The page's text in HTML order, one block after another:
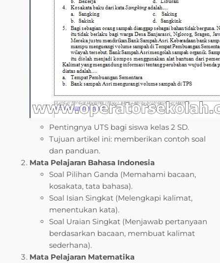
Pentingnya UTS bagi siswa kelas 2 SD.
Tujuan artikel ini: memberikan contoh soal
dan panduan.
Mata Pelajaran Bahasa Indonesia
Soal Pilihan Ganda (Memahami bacaan,
kosakata, tata bahasa).
Soal Isian Singkat (Melengkapi kalimat,
menentukan kata).
Soal Uraian Singkat (Menjawab pertanyaan
berdasarkan bacaan, membuat kalimat
sederhana).
Mata Pelajaran Matematika